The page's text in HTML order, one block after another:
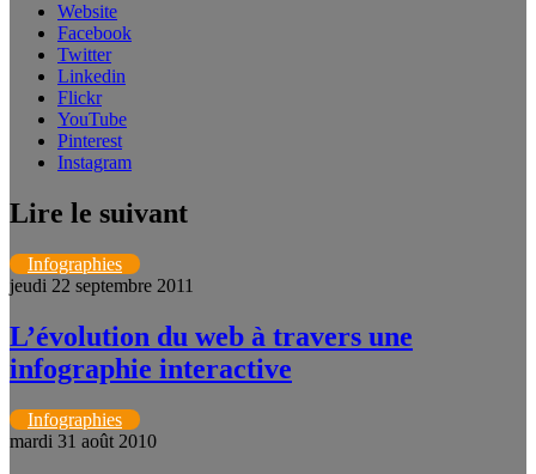
Website
Facebook
Twitter
Linkedin
Flickr
YouTube
Pinterest
Instagram
Lire le suivant
Infographies
jeudi 22 septembre 2011
L’évolution du web à travers une
infographie interactive
Infographies
mardi 31 août 2010